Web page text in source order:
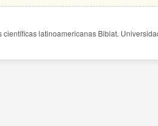
científicas latinoamericanas Biblat.